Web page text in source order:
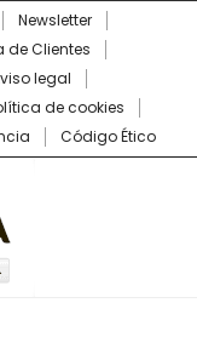
Newsletter
de Clientes
legal
de cookies
Código Ético